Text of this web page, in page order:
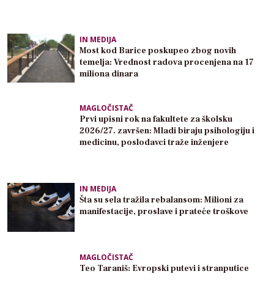
IN MEDIJA
Most kod Barice poskupeo zbog novih
temelja: Vrednost radova procenjena na 17
miliona dinara
MAGLOČISTAČ
Prvi upisni rok na fakultete za školsku
2026/27. završen: Mladi biraju psihologiju i
medicinu, poslodavci traže inženjere
IN MEDIJA
Šta su sela tražila rebalansom: Milioni za
manifestacije, proslave i prateće troškove
MAGLOČISTAČ
Teo Taraniš: Evropski putevi i stranputice